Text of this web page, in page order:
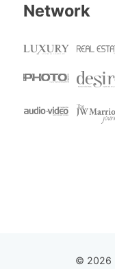
Network
© 2026